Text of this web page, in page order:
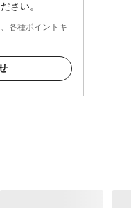
さい。
各種ポイントキ